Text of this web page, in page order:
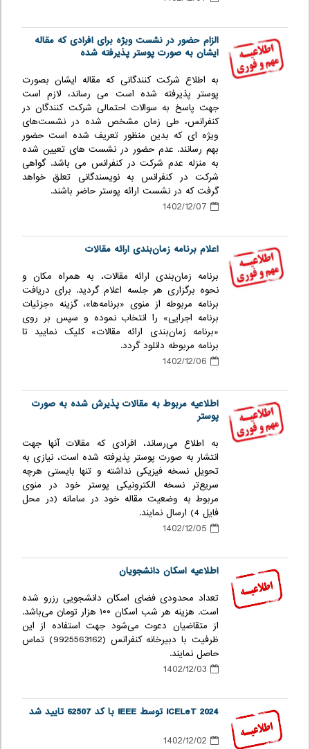
الزام حضور در نشست ویژه برای افرادی که مقاله
ایشان به صورت پوستر پذیرفته شده
به اطلاع شرکت کنندگانی که مقاله ایشان بصورت
پوستر پذیرفته شده است می رساند، لازم است
جهت پاسخ به سوالات احتمالی شرکت کنندگان در
کنفرانس، طی زمان مشخص شده در نشست‌های
ویژه ای که بدین منظور تعریف شده است حضور
بهم رسانند. عدم حضور در نشست های تعیین شده
به منزله عدم شرکت در کنفرانس می باشد. گواهی
شرکت در کنفرانس به نویسندگانی تعلق خواهد
گرفت که در نشست ارائه پوستر حاضر باشند.
اعلام برنامه زمان‌بندی ارائه مقالات
برنامه زمان‌بندی ارائه مقالات، به همراه مکان و
نحوه برگزاری هر جلسه اعلام گردید. برای دریافت
برنامه مربوطه از منوی «برنامه‌ها»، گزینه «جزئیات
برنامه اجرایی» را انتخاب نموده و سپس بر روی
«برنامه زمان‌بندی ارائه مقالات» کلیک نمایید تا
برنامه مربوطه دانلود گردد.
اطلاعیه مربوط به مقالات پذیرش شده به صورت
پوستر
به اطلاع می‌رساند، افرادی که مقالات آنها جهت
انتشار به صورت پوستر پذیرفته شده است، نیازی به
تحویل نسخه فیزیکی نداشته و تنها بایستی هرچه
سریع‌تر نسخه الکترونیکی پوستر خود در منوی
مربوط به وضعیت مقاله خود در سامانه (در محل
فایل 4) ارسال نمایند.
اطلاعیه اسکان دانشجویان
تعداد محدودی فضای اسکان دانشجویی رزرو شده
است. هزینه هر شب اسکان ۱۰۰ هزار تومان می‌باشد.
از متقاضیان دعوت می‌شود جهت استفاده از این
ظرفیت با دبیرخانه کنفرانس (9925563162) تماس
حاصل نمایند.
ICELeT 2024 توسط IEEE با کد 62507 تایید شد